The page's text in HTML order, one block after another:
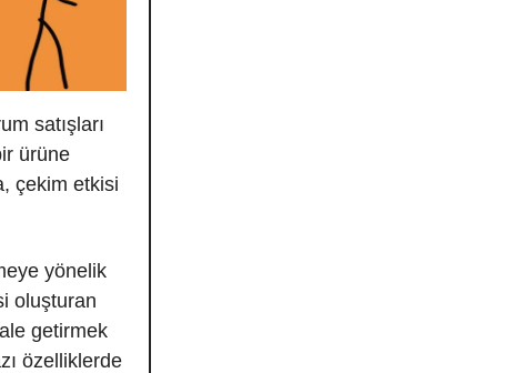
satışları
ürüne
çekim etkisi
yönelik
oluşturan
getirmek
özelliklerde